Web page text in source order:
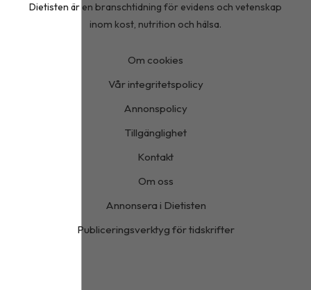
Dietisten är en branschtidning för evidens och vetenskap
inom kost, nutrition och hälsa.
Om cookies
Vår integritetspolicy
Annonspolicy
Tillgänglighet
Kontakt
Om oss
Annonsera i Dietisten
Publiceringsverktyg för tidskrifter